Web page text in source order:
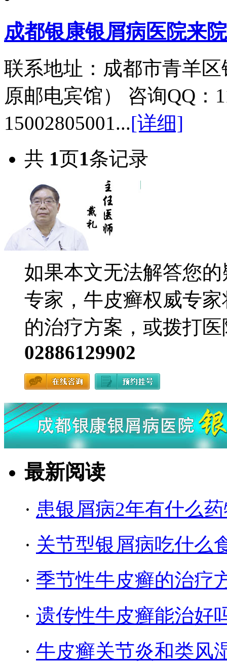
成都银康银屑病医院来
联系地址：成都市青羊
原邮电宾馆） 咨询QQ：
15002805001...[详细]
共 1页1条记录
如果本文无法解答您
专家，牛皮癣权威专
的治疗方案，或拨打
02886129902
最新阅读
· 患银屑病2年有什么
· 关节型银屑病吃什么
· 季节性牛皮癣的治疗
· 遗传性牛皮癣能治好
· 牛皮癣关节炎和类风